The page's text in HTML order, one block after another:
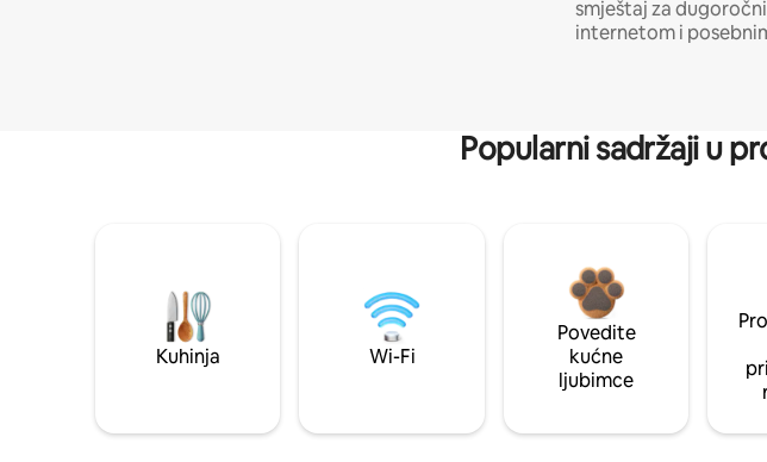
smještaj za
internetom i
Popularni sadržaji u
Kuhinja Wi-Fi
Povedite
kućne
ljubimce